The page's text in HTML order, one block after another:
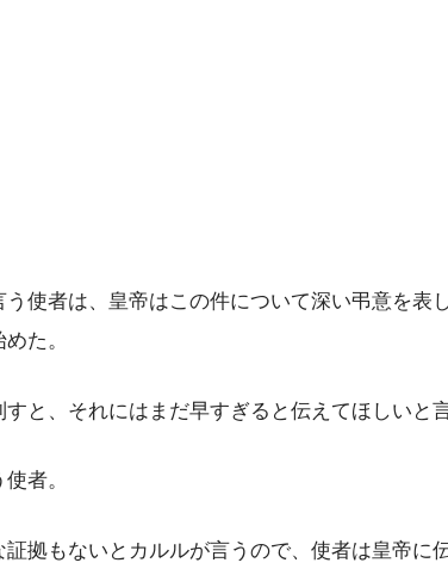
う使者は、皇帝はこの件について深い弔意を表
た。
と、それにはまだ早すぎると伝えてほしいと言
者。
拠もないとカルルが言うので、使者は皇帝に